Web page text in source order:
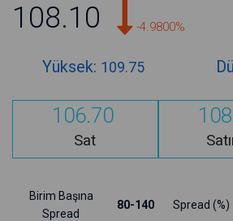
108.10 -4.9800%
Yüksek: 109.75
106.70
Sat
Birim Başına
Spread
80-140 Spread (%)